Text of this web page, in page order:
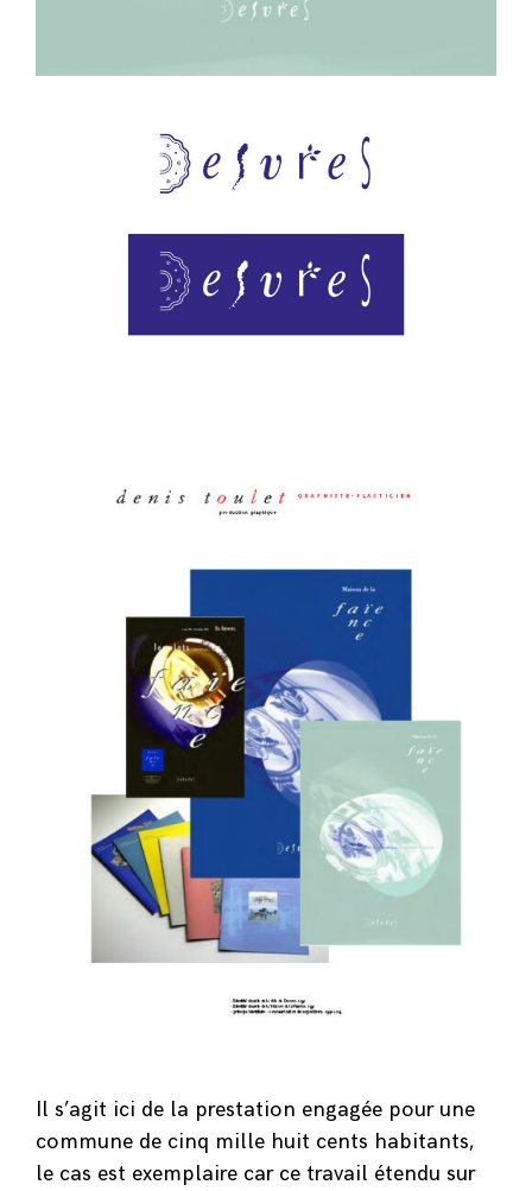
Il s’agit ici de la prestation engagée pour une
commune de cinq mille huit cents habitants,
le cas est exemplaire car ce travail étendu sur